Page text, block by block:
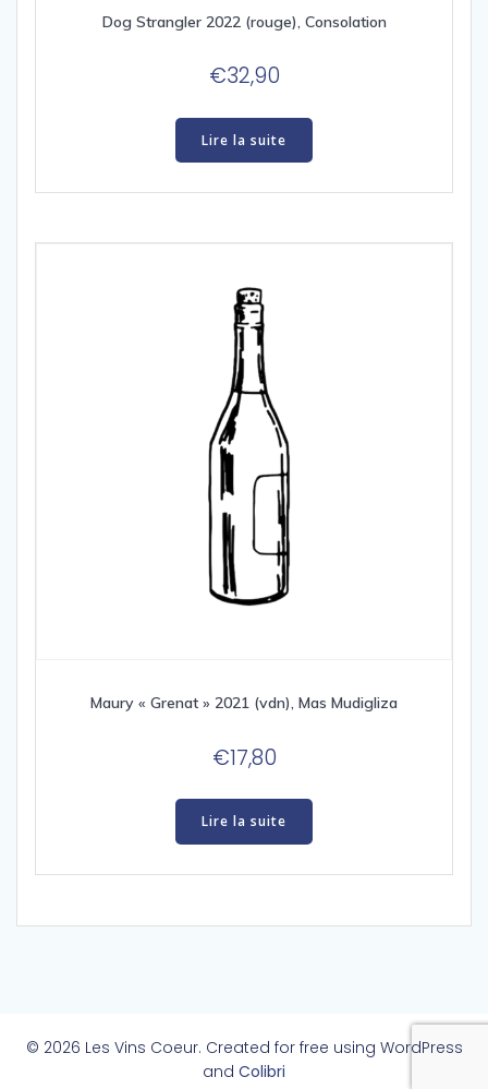
Dog Strangler 2022 (rouge), Consolation
€32,90
Lire la suite
Maury « Grenat » 2021 (vdn), Mas Mudigliza
€17,80
Lire la suite
© 2026 Les Vins Coeur. Created for free using WordPress
and Colibri